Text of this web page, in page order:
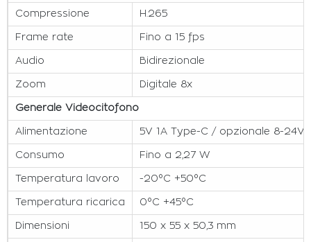
Compressione H.265
Frame rate Fino a 15 fps
Audio Bidirezionale
Zoom Digitale 8x
Generale Videocitofono
Alimentazione 5V 1A Type-C / opzionale 8-24V
Consumo Fino a 2,27 W
Temperatura lavoro -20°C +50°C
Temperatura ricarica 0°C +45°C
Dimensioni 150 x 55 x 50,3 mm